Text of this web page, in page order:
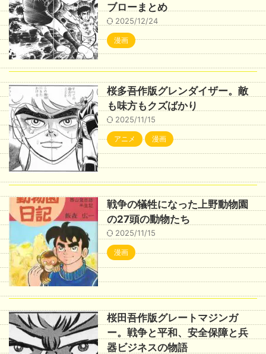
ブローまとめ
2025/12/24
漫画
桜多吾作版グレンダイザー。敵
も味方もクズばかり
2025/11/15
アニメ 漫画
戦争の犠牲になった上野動物園
の27頭の動物たち
2025/11/15
漫画
桜田吾作版グレートマジンガ
ー。戦争と平和、安全保障と兵
器ビジネスの物語